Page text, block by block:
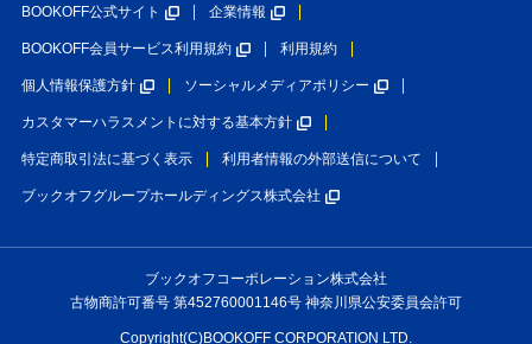
BOOKOFF公式サイト 企業情報
BOOKOFF会員サービス利用規約 利用規約
個人情報保護方針 ソーシャルメディアポリシー
カスタマーハラスメントに対する基本方針
特定商取引法に基づく表示 利用者情報の外部送信について
ブックオフグループホールディングス株式会社
ブックオフコーポレーション株式会社
古物商許可番号 第452760001146号 神奈川県公安委員会許可
Copyright(C)BOOKOFF CORPORATION LTD.